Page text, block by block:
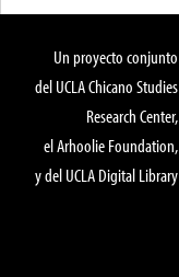
Un proyecto conjunto
del UCLA Chicano Studies
Research Center,
el Arhoolie Foundation,
y del UCLA Digital Library